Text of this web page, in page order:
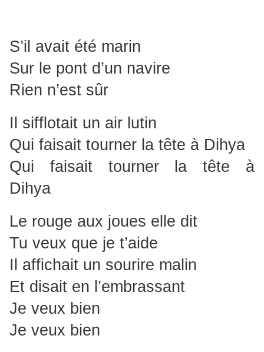
S’il avait été marin
Sur le pont d’un navire
Rien n’est sûr
Il sifflotait un air lutin
Qui faisait tourner la tête à Dihya
Qui faisait tourner la tête à
Dihya
Le rouge aux joues elle dit
Tu veux que je t’aide
Il affichait un sourire malin
Et disait en l’embrassant
Je veux bien
Je veux bien